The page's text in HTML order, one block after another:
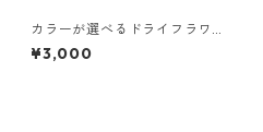
カラーが選べるドライフラワ
ースワッグS
¥3,000